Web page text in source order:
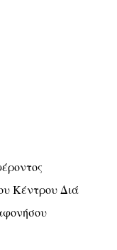
Κέντρου Διά